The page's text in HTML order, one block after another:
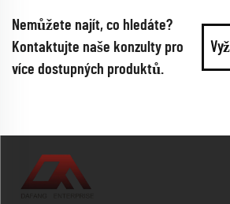
Nemůžete najít, co hledáte?
Kontaktujte naše konzulty pro
více dostupných produktů.